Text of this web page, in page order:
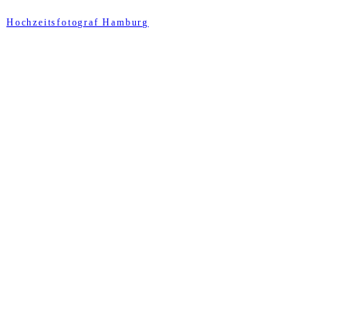
Hochzeitsfotograf Hamburg